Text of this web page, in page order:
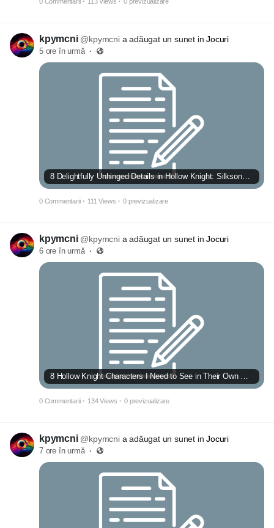
kpymcni @kpymcni a adăugat un sunet inJocuri
5 ore în urmă ·
8 Delightfully Unhinged Details in Hollow Knight: Silksong That Deserve a Round of Applause
0 Commentarii · 111 Views · 0 previzualizare
kpymcni @kpymcni a adăugat un sunet inJocuri
6 ore în urmă ·
0 Commentarii · 134 Views · 0 previzualizare
kpymcni @kpymcni a adăugat un sunet inJocuri
7 ore în urmă ·